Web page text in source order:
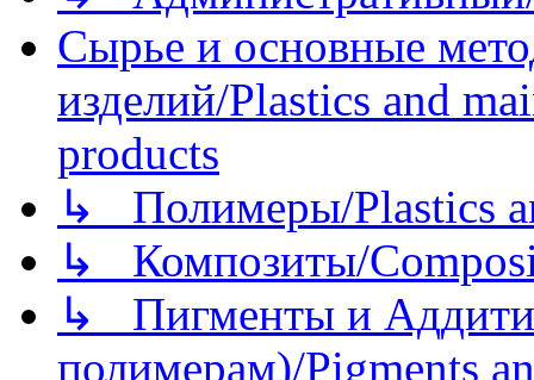
Сырье и основные
изделий/Plastics and
products
↳ Полимеры/Plastics
↳ Композиты/
↳ Пигменты и
полимерам)/Pigments